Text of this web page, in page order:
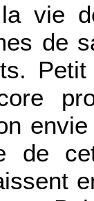
vie
de
envie
de